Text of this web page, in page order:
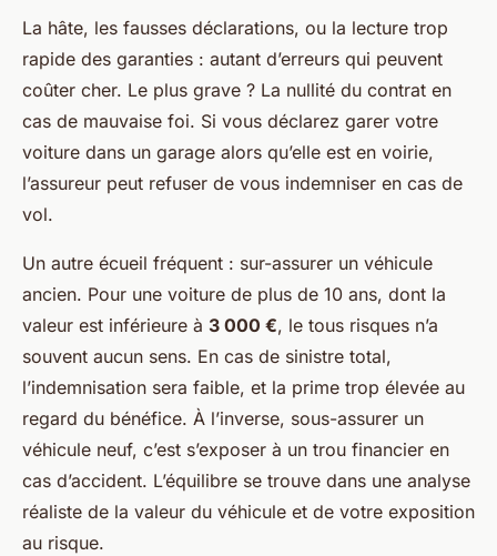
La hâte, les fausses déclarations, ou la lecture trop
rapide des garanties : autant d’erreurs qui peuvent
coûter cher. Le plus grave ? La nullité du contrat en
cas de mauvaise foi. Si vous déclarez garer votre
voiture dans un garage alors qu’elle est en voirie,
l’assureur peut refuser de vous indemniser en cas de
vol.
Un autre écueil fréquent : sur-assurer un véhicule
ancien. Pour une voiture de plus de 10 ans, dont la
valeur est inférieure à 3 000 €, le tous risques n’a
souvent aucun sens. En cas de sinistre total,
l’indemnisation sera faible, et la prime trop élevée au
regard du bénéfice. À l’inverse, sous-assurer un
véhicule neuf, c’est s’exposer à un trou financier en
cas d’accident. L’équilibre se trouve dans une analyse
réaliste de la valeur du véhicule et de votre exposition
au risque.